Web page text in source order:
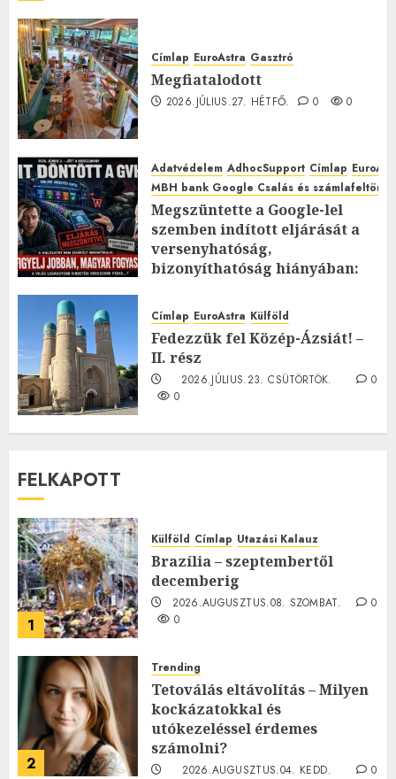
Címlap EuroAstra Gasztró
Megfiatalodott
2026.JÚLIUS.27. HÉTFŐ. 0 0
Adatvédelem AdhocSupport Címlap
MBH bank Google Csalás és
Megszüntette a Google-lel
szemben indított eljárását a
versenyhatóság,
bizonyíthatóság hiányában:
2026.JÚLIUS.23. CSÜTÖRTÖK.
0
Címlap EuroAstra Külföld
Fedezzük fel Közép-Ázsiát! –
II. rész
2026.JÚLIUS.23. CSÜTÖRTÖK.
0
0
FELKAPOTT
1
Külföld Címlap Utazási Kalauz
Brazília – szeptembertől
decemberig
2026.AUGUSZTUS.08. SZOMBAT.
0
0
2
Trending
Tetoválás eltávolítás – Milyen
kockázatokkal és
utókezeléssel érdemes
számolni?
2026.AUGUSZTUS.04. KEDD.
0